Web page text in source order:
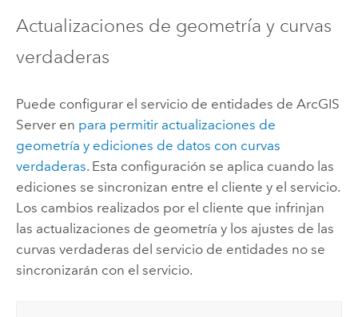
Actualizaciones de geometría y curvas
verdaderas
Puede configurar el servicio de entidades de ArcGIS
Serveren para permitir actualizaciones de
geometría y ediciones de datos con curvas
verdaderas. Esta configuración se aplica cuando las
ediciones se sincronizan entre el cliente y el servicio.
Los cambios realizados por el cliente que infrinjan
las actualizaciones de geometría y los ajustes de las
curvas verdaderas del servicio de entidades no se
sincronizarán con el servicio.